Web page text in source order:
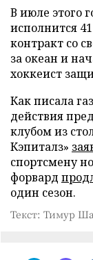
В июле этого
исполнится
контракт со
за океан и
хоккеист
Как писала
действия
клубом из
Кэпиталз»
спортсмену
форвард
один сезон.
Текст: Тимур